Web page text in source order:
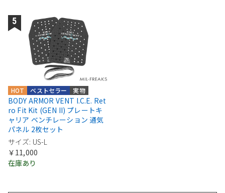
実物
ベストセラー
HOT
BODY ARMOR VENT I.C.E. Ret
ro Fit Kit (GEN II) プレートキ
ャリア ベンチレーション 通気
パネル 2枚セット
サイズ: US-L
￥11,000
在庫あり